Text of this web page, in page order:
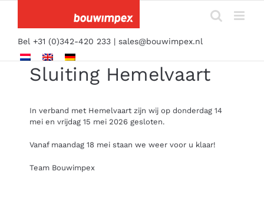
inhoud
Bel +31 (0)342-420 233 | sales@bouwimpex.nl
Sluiting Hemelvaart
In verband met Hemelvaart zijn wij op donderdag 14
mei en vrijdag 15 mei 2026 gesloten.
Vanaf maandag 18 mei staan we weer voor u klaar!
Team Bouwimpex